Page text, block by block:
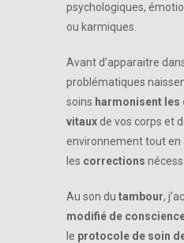
psychologiques,
ou karmiques.
Avant d’apparaitre
problématiques
soins harmonisent les
vitaux de vos corps et
environnement tout
les corrections
Au son du tambour,
modifié de
le protocole de soin